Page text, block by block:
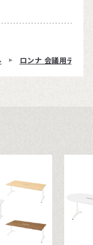
ロンナ 会議用テーブ